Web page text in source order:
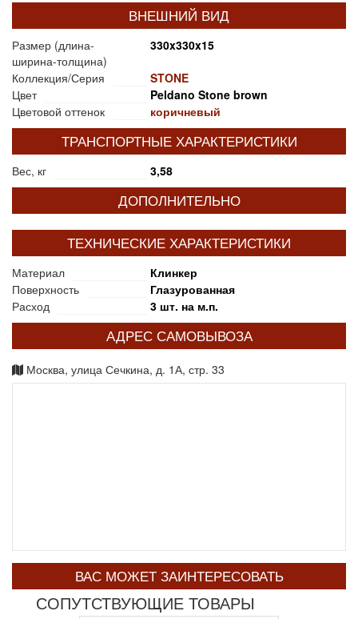
ВНЕШНИЙ ВИД
Размер (длина-
ширина-толщина)
330x330x15
Коллекция/Серия
STONE
Цвет
Peldano Stone brown
Цветовой оттенок
коричневый
ТРАНСПОРТНЫЕ ХАРАКТЕРИСТИКИ
Вес, кг 3,58
ДОПОЛНИТЕЛЬНО
ТЕХНИЧЕСКИЕ ХАРАКТЕРИСТИКИ
Материал
Клинкер
Поверхность
Глазурованная
Расход
3 шт. на м.п.
АДРЕС САМОВЫВОЗА
Москва, улица Сечкина, д. 1А, стр. 33
ВАС МОЖЕТ ЗАИНТЕРЕСОВАТЬ
СОПУТСТВУЮЩИЕ ТОВАРЫ